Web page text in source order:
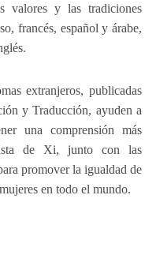
valores y las tradiciones
francés, español y árabe,
extranjeros, publicadas
y Traducción, ayuden a
una comprensión más
de Xi, junto con las
promover la igualdad de
en todo el mundo.